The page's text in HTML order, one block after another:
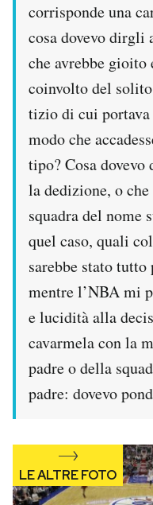
corrisponde una
cosa dovevo dirgli
che avrebbe gioito
coinvolto del
tizio di cui portava
modo che
tipo? Cosa
la dedizione, o
squadra del nome
quel caso, quali
sarebbe stato
mentre l’NBA mi
e lucidità alla
cavarmela con la
padre o della
padre: dovevo